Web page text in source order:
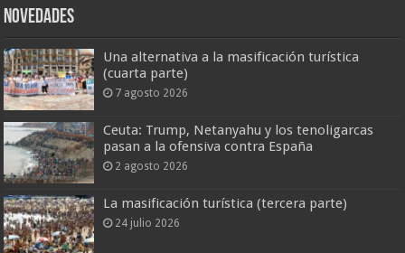
Novedades
Una alternativa a la masificación turística
(cuarta parte)
7 agosto 2026
Ceuta: Trump, Netanyahu y los tenoligarcas
pasan a la ofensiva contra España
2 agosto 2026
La masificación turística (tercera parte)
24 julio 2026